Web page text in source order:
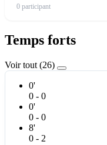
0 participant
Temps forts
Voir tout (26)
0'
0 - 0
0'
0 - 0
8'
0 - 2